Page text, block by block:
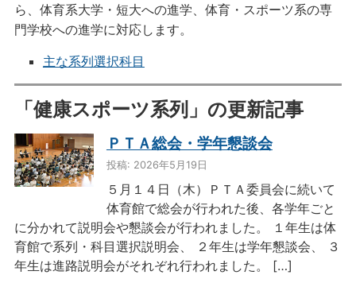
ら、体育系大学・短大への進学、体育・スポーツ系の専
門学校への進学に対応します。
主な系列選択科目
「健康スポーツ系列」の更新記事
ＰＴＡ総会・学年懇談会
投稿: 2026年5月19日
５月１４日（木）ＰＴＡ委員会に続いて
体育館で総会が行われた後、各学年ごと
に分かれて説明会や懇談会が行われました。 １年生は体
育館で系列・科目選択説明会、 ２年生は学年懇談会、 ３
年生は進路説明会がそれぞれ行われました。 […]